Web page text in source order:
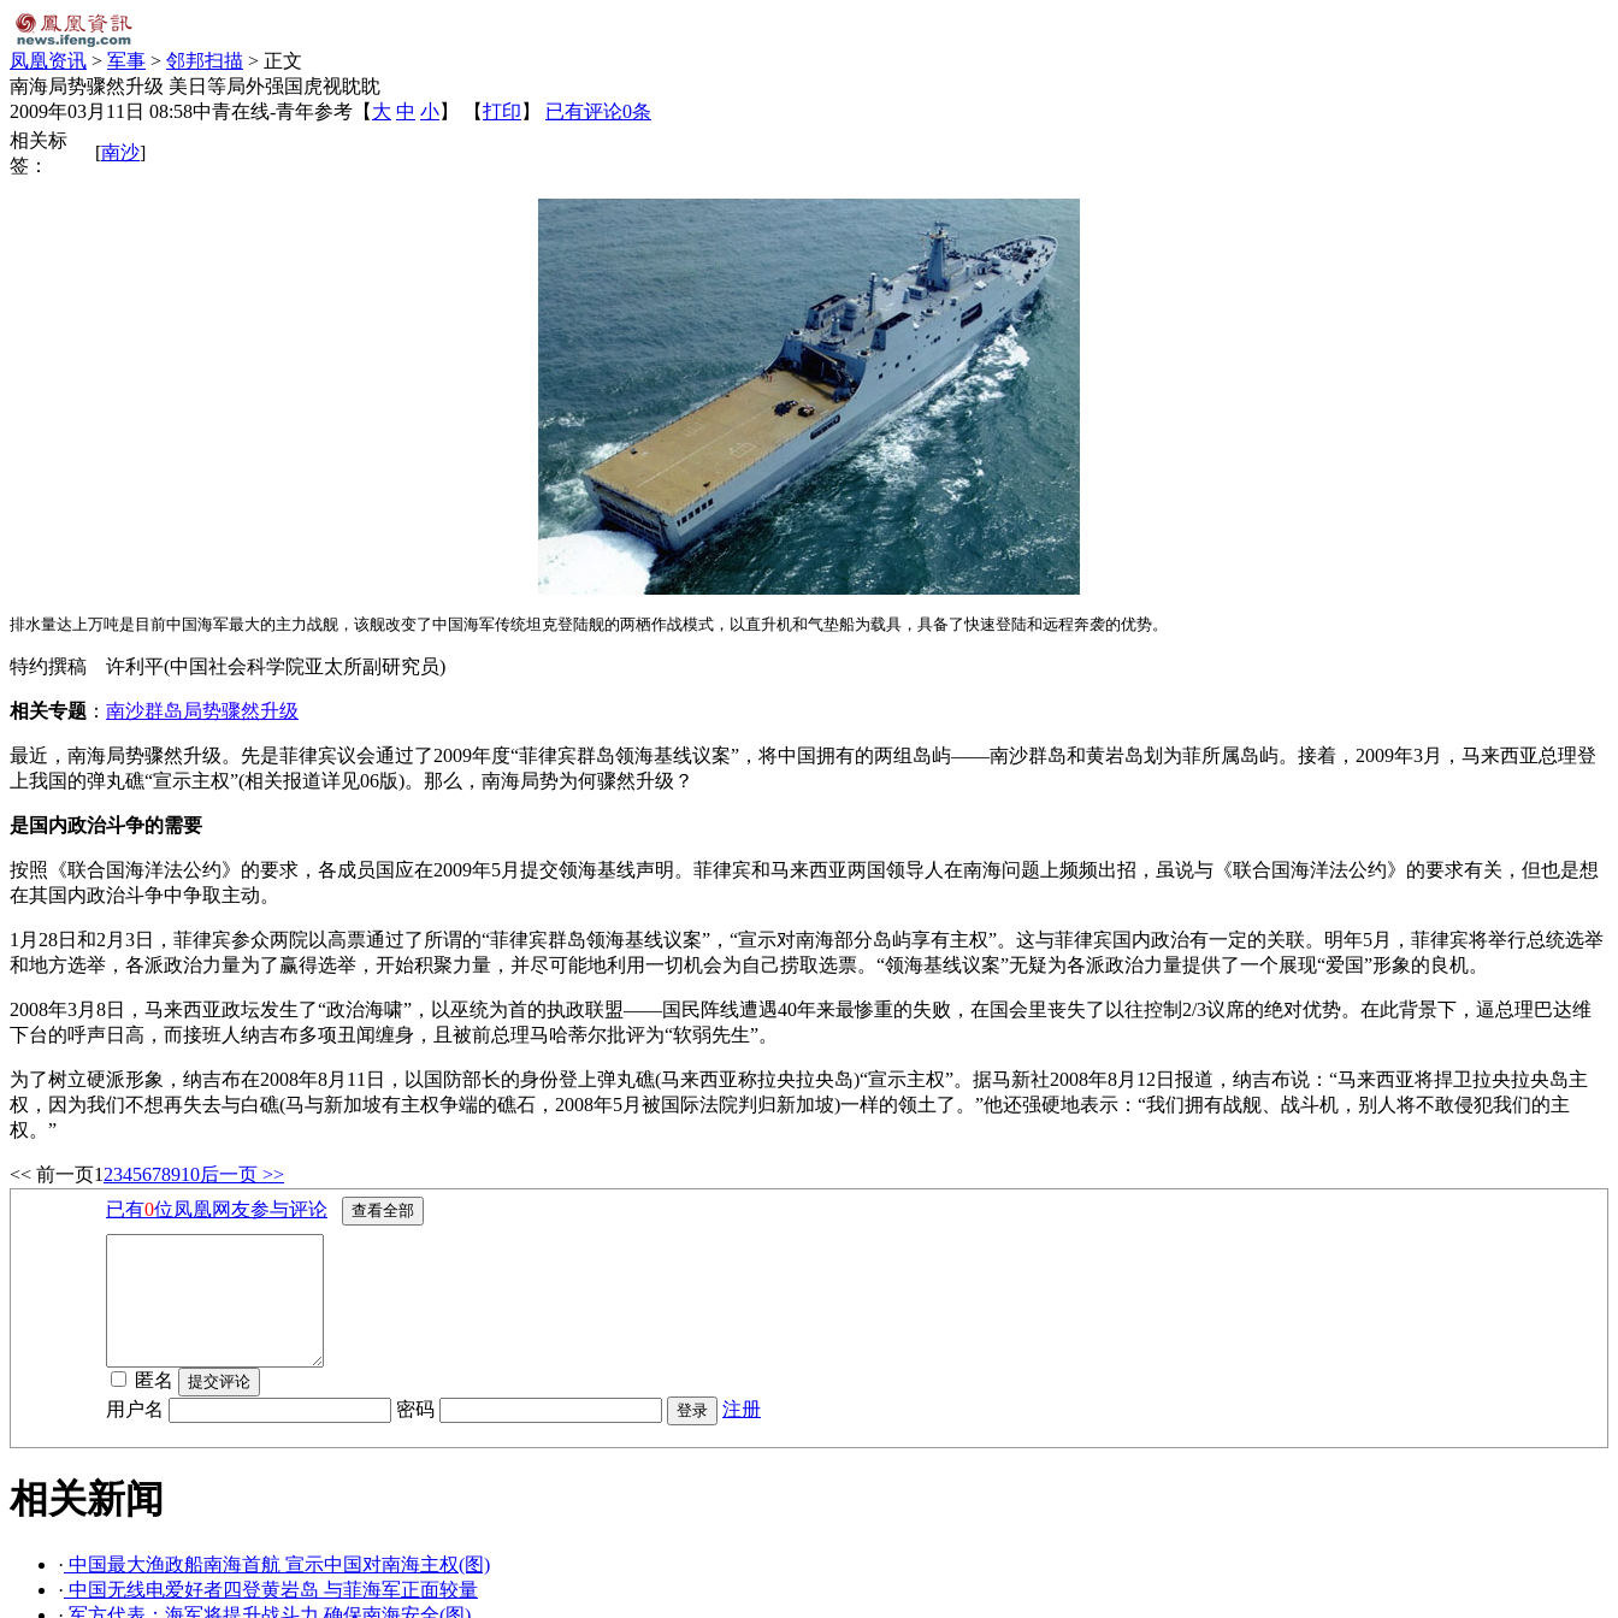
凤凰资讯 > 军事 > 邻邦扫描 > 正文
南海局势骤然升级 美日等局外强国虎视眈眈
2009年03月11日 08:58中青在线-青年参考 【 大 中 小】 【打印 】 已有评论0条
相关标
签：
[南沙]
排水量达上万吨是目前中国海军最大的主力战舰，该舰改变了中国海军传统坦克登陆舰的两栖作战模式，以直升机和气垫船为载具，具备了快速登陆和远程奔袭的优势。
特约撰稿 许利平(中国社会科学院亚太所副研究员)
相关专题 ： 南沙群岛局势骤然升级
最近，南海局势骤然升级。先是菲律宾议会通过了2009年度“菲律宾群岛领海基线议案”，将中国拥有的两组岛屿——南沙群岛和黄岩岛划为菲所属岛屿。接着，2009年3月，马来西亚总理登
上我国的弹丸礁“宣示主权”(相关报道详见06版)。那么，南海局势为何骤然升级？
是国内政治斗争的需要
按照《联合国海洋法公约》的要求，各成员国应在2009年5月提交领海基线声明。菲律宾和马来西亚两国领导人在南海问题上频频出招，虽说与《联合国海洋法公约》的要求有关，但也是想
在其国内政治斗争中争取主动。
1月28日和2月3日，菲律宾参众两院以高票通过了所谓的“菲律宾群岛领海基线议案”，“宣示对南海部分岛屿享有主权”。这与菲律宾国内政治有一定的关联。明年5月，菲律宾将举行总统选举
和地方选举，各派政治力量为了赢得选举，开始积聚力量，并尽可能地利用一切机会为自己捞取选票。“领海基线议案”无疑为各派政治力量提供了一个展现“爱国”形象的良机。
2008年3月8日，马来西亚政坛发生了“政治海啸”，以巫统为首的执政联盟——国民阵线遭遇40年来最惨重的失败，在国会里丧失了以往控制2/3议席的绝对优势。在此背景下，逼总理巴达维
下台的呼声日高，而接班人纳吉布多项丑闻缠身，且被前总理马哈蒂尔批评为“软弱先生”。
为了树立硬派形象，纳吉布在2008年8月11日，以国防部长的身份登上弹丸礁(马来西亚称拉央拉央岛)“宣示主权”。据马新社2008年8月12日报道，纳吉布说：“马来西亚将捍卫拉央拉央岛主
权，因为我们不想再失去与白礁(马与新加坡有主权争端的礁石，2008年5月被国际法院判归新加坡)一样的领土了。”他还强硬地表示：“我们拥有战舰、战斗机，别人将不敢侵犯我们的主
权。”
<< 前一页1 2345678910后一页 >>
已有0位凤凰网友参与评论
匿名
用户名
密码 注册
相关新闻
· 中国最大渔政船南海首航 宣示中国对南海主权(图)
· 中国无线电爱好者四登黄岩岛 与菲海军正面较量